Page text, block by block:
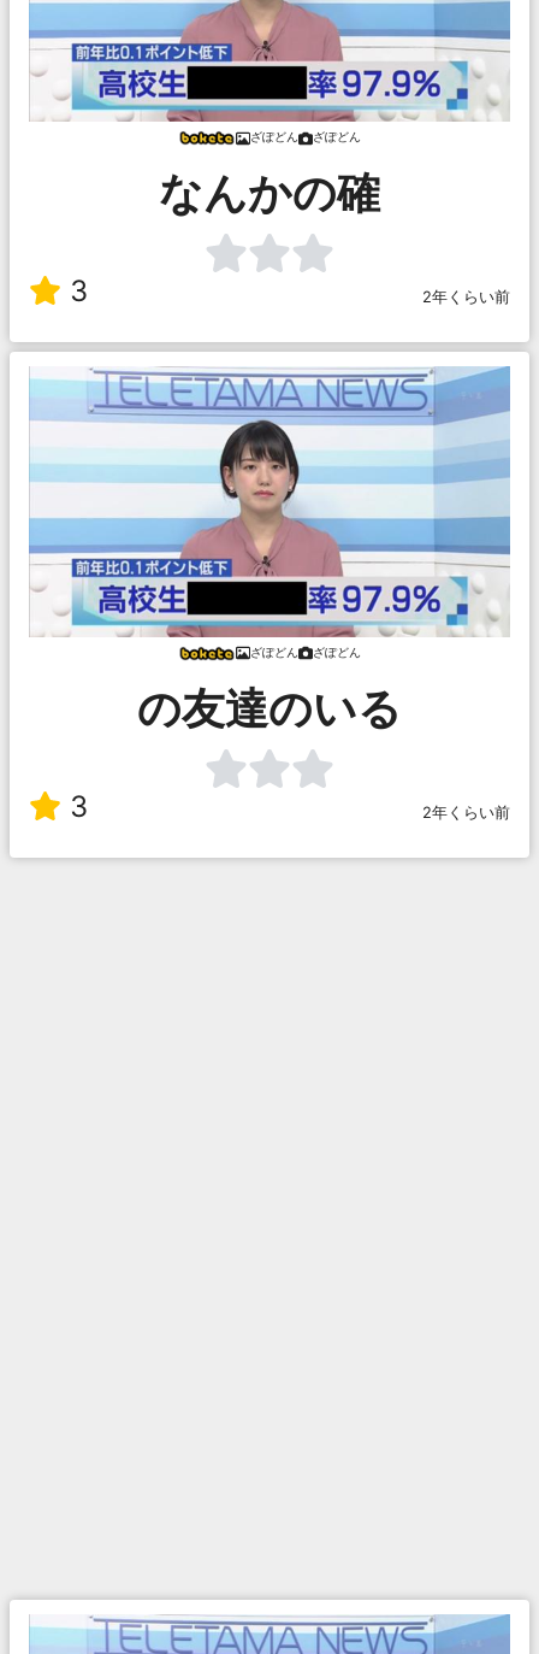
ざぽどん ざぽどん
なんかの確
3 2年くらい前
ざぽどん ざぽどん
の友達のいる
3 2年くらい前